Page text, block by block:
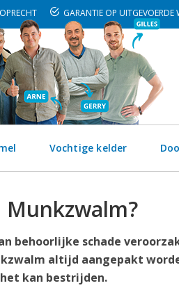
GARANTIE OP UITGEVOERDE
Vochtige kelder
behoorlijke schade
altijd aangepakt
kan bestrijden.